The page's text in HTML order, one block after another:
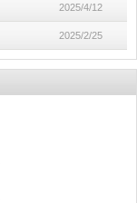
2025/4/12
2025/2/25